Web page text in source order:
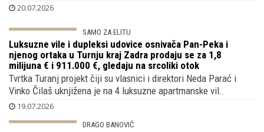
20.07.2026
SAMO ZA ELITU
Luksuzne vile i dupleksi udovice osnivača
Pan-Peka i njenog ortaka u Turnju kraj
Zadra prodaju se za 1,8 milijuna € i
911.000 €, gledaju na srcoliki otok
Tvrtka Turanj projekt čiji su vlasnici i direktori Neda Parać i
Vinko Čilaš uknjižena je na 4 luksuzne apartmanske vil..